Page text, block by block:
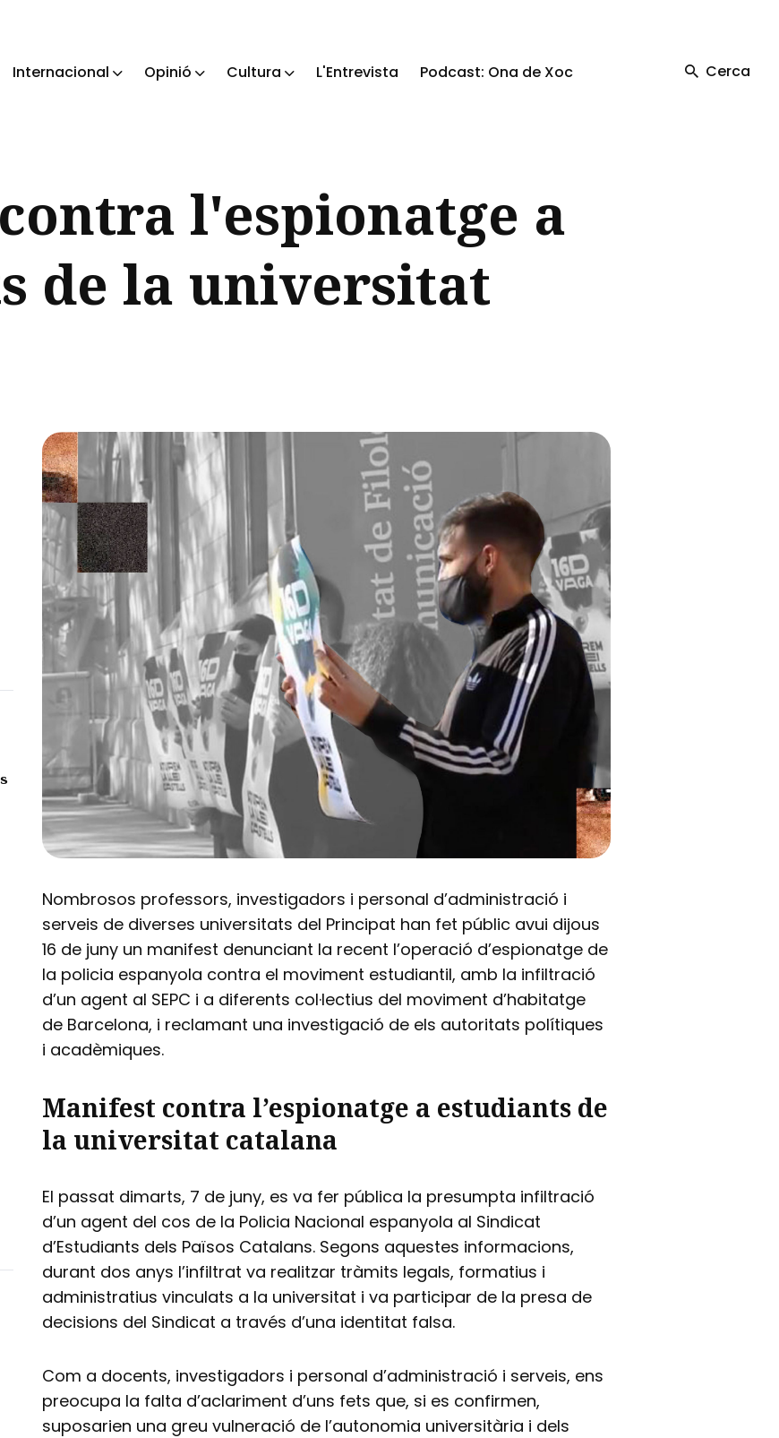
Internacional Opinió Cultura L'Entrevista Podcast: Ona de Xoc Cerca
l'espionatge a
de la universitat
Nombrosos professors, investigadors i personal d’administració i
serveis de diverses universitats del Principat han fet públic avui dijous
16 de juny un manifest denunciant la recent l’operació d’espionatge de
la policia espanyola contra el moviment estudiantil, amb la infiltració
d’un agent al SEPC i a diferents col·lectius del moviment d’habitatge
de Barcelona, i reclamant una investigació de els autoritats polítiques
i acadèmiques.
Manifest contra l’espionatge a estudiants de
la universitat catalana
El passat dimarts, 7 de juny, es va fer pública la presumpta infiltració
d’un agent del cos de la Policia Nacional espanyola al Sindicat
d’Estudiants dels Països Catalans. Segons aquestes informacions,
durant dos anys l’infiltrat va realitzar tràmits legals, formatius i
administratius vinculats a la universitat i va participar de la presa de
decisions del Sindicat a través d’una identitat falsa.
Com a docents, investigadors i personal d’administració i serveis, ens
preocupa la falta d’aclariment d’uns fets que, si es confirmen,
suposarien una greu vulneració de l’autonomia universitària i dels